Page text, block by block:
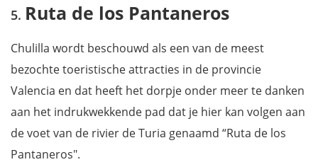
Ruta de los Pantaneros
Chulilla wordt beschouwd als een van de meest
bezochte toeristische attracties in de provincie
Valencia en dat heeft het dorpje onder meer te danken
aan het indrukwekkende pad dat je hier kan volgen aan
de voet van de rivier de Turia genaamd “Ruta de los
Pantaneros".